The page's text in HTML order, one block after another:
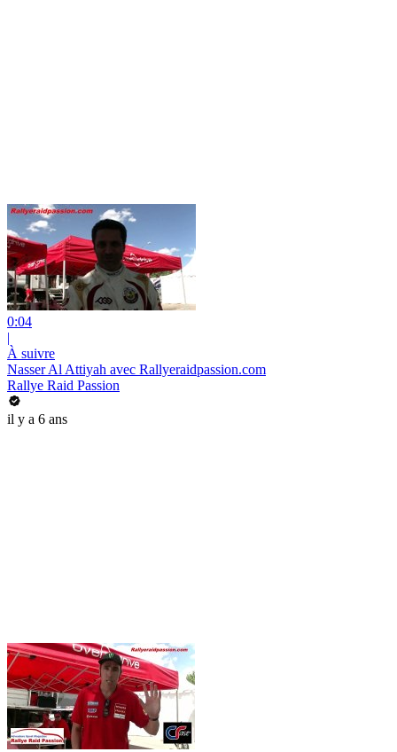
0:04
|
À suivre
Nasser Al Attiyah avec Rallyeraidpassion.com
Rallye Raid Passion
il y a 6 ans